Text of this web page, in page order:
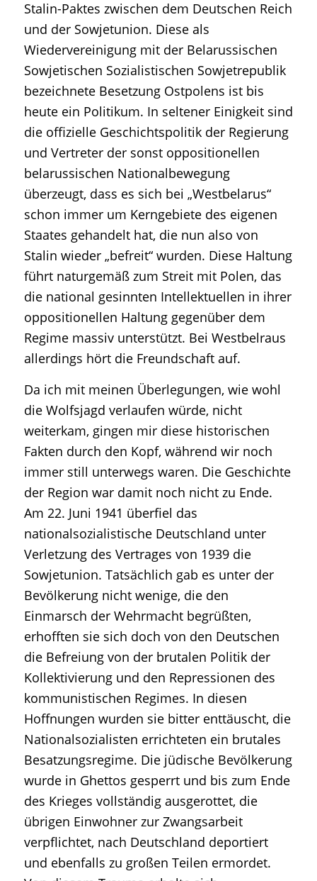
Stalin-Paktes zwischen dem Deutschen Reich
und der Sowjetunion. Diese als
Wiedervereinigung mit der Belarussischen
Sowjetischen Sozialistischen Sowjetrepublik
bezeichnete Besetzung Ostpolens ist bis
heute ein Politikum. In seltener Einigkeit sind
die offizielle Geschichtspolitik der Regierung
und Vertreter der sonst oppositionellen
belarussischen Nationalbewegung
überzeugt, dass es sich bei „Westbelarus“
schon immer um Kerngebiete des eigenen
Staates gehandelt hat, die nun also von
Stalin wieder „befreit“ wurden. Diese Haltung
führt naturgemäß zum Streit mit Polen, das
die national gesinnten Intellektuellen in ihrer
oppositionellen Haltung gegenüber dem
Regime massiv unterstützt. Bei Westbelraus
allerdings hört die Freundschaft auf.
Da ich mit meinen Überlegungen, wie wohl
die Wolfsjagd verlaufen würde, nicht
weiterkam, gingen mir diese historischen
Fakten durch den Kopf, während wir noch
immer still unterwegs waren. Die Geschichte
der Region war damit noch nicht zu Ende.
Am 22. Juni 1941 überfiel das
nationalsozialistische Deutschland unter
Verletzung des Vertrages von 1939 die
Sowjetunion. Tatsächlich gab es unter der
Bevölkerung nicht wenige, die den
Einmarsch der Wehrmacht begrüßten,
erhofften sie sich doch von den Deutschen
die Befreiung von der brutalen Politik der
Kollektivierung und den Repressionen des
kommunistischen Regimes. In diesen
Hoffnungen wurden sie bitter enttäuscht, die
Nationalsozialisten errichteten ein brutales
Besatzungsregime. Die jüdische Bevölkerung
wurde in Ghettos gesperrt und bis zum Ende
des Krieges vollständig ausgerottet, die
übrigen Einwohner zur Zwangsarbeit
verpflichtet, nach Deutschland deportiert
und ebenfalls zu großen Teilen ermordet.